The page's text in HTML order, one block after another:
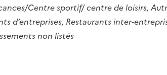
Centre sportif/ centre de loisirs,
d’entreprises, Restaurants inter-
non listés